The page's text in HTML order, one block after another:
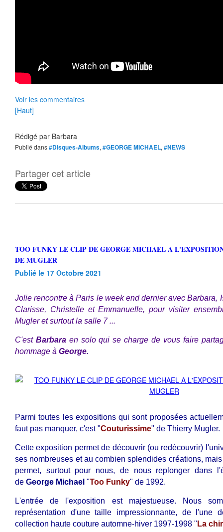
Voir les commentaires
[Haut]
Rédigé par Barbara
Publié dans#Disques-Albums, #GEORGE MICHAEL, #NEWS
Partager cet article
TOO FUNKY LE CLIP DE GEORGE MICHAEL A L'EXPOSITION COUTURISSIME
DE MUGLER
Publié le 17 Octobre 2021
Jolie rencontre à Paris le week end dernier avec Barbara,
Clarisse, Christelle et Emmanuelle, pour visiter
Mugler et surtout la salle 7 ...
C'est Barbara en solo qui se charge de vous faire
hommage à George.
Parmi toutes les expositions qui sont proposées
faut pas manquer, c'est "Couturissime" de Thierry Mugler.
Cette exposition permet de découvrir (ou redécouvrir)
ses nombreuses et au combien splendides créations,
permet, surtout pour nous, de nous replonger dans
de George Michael "Too Funky" de 1992.
L'entrée de l'exposition est majestueuse. Nous
représentation d'une taille impressionnante, de l'une
collection haute couture automne-hiver 1997-1998 " La